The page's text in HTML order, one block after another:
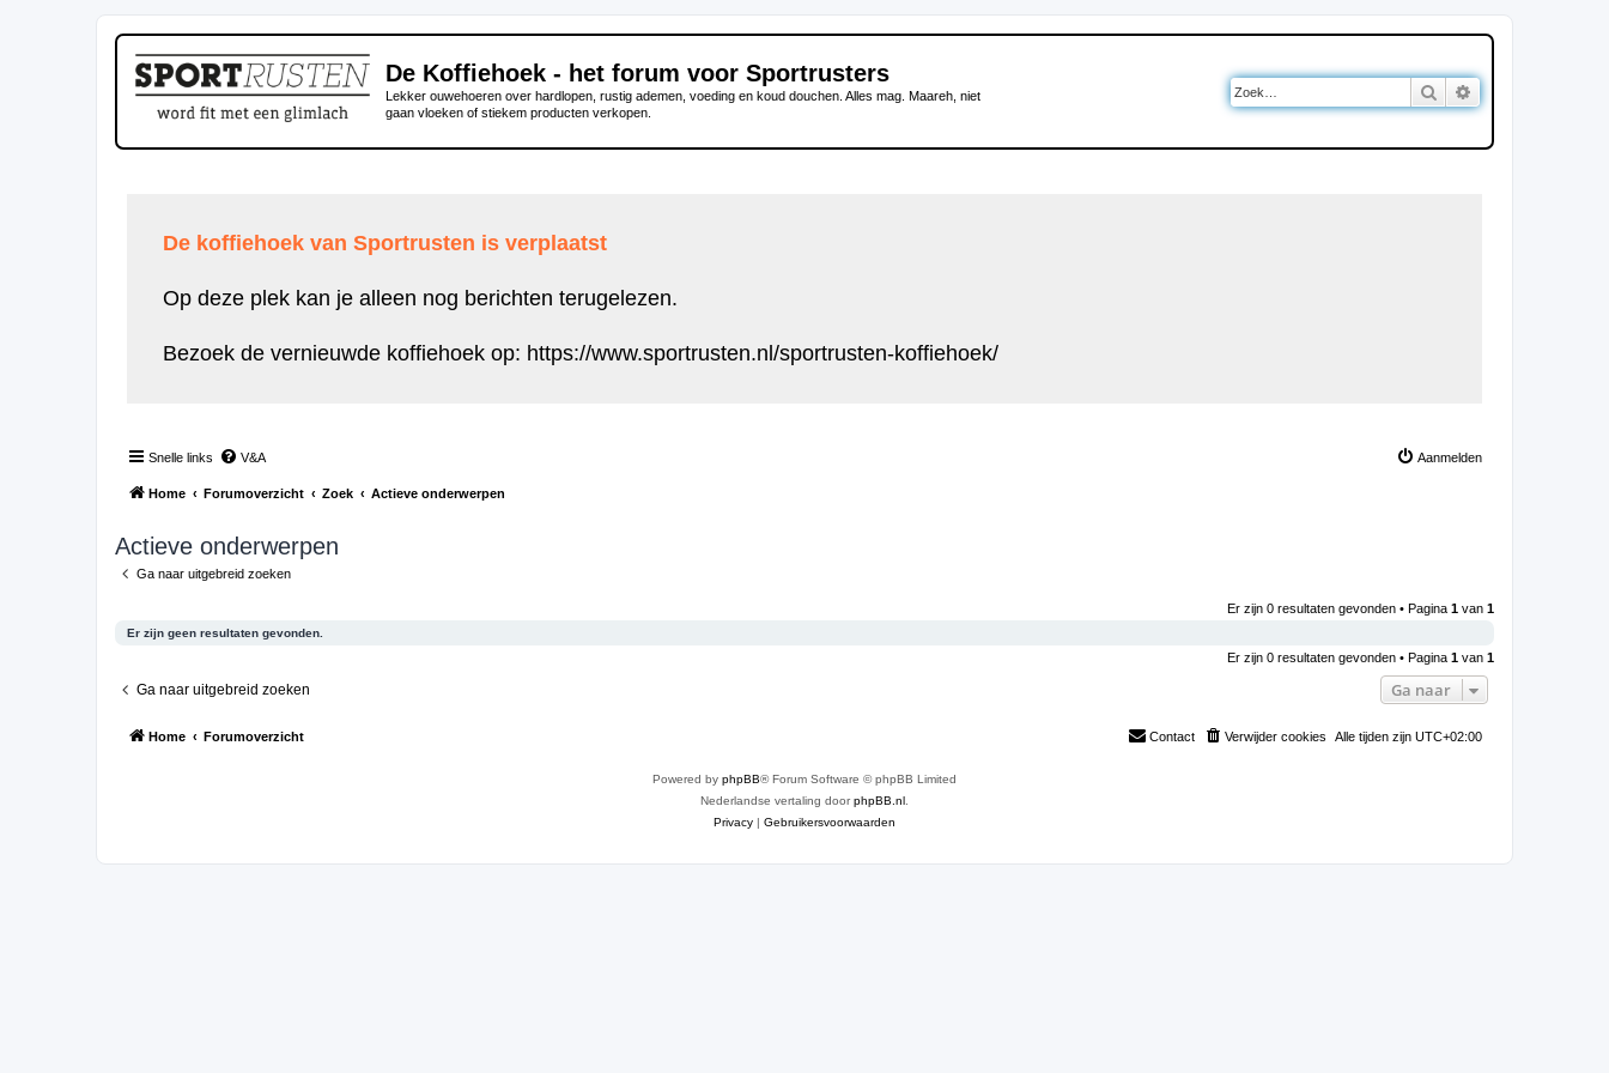
De Koffiehoek - het forum voor Sportrusters
Lekker ouwehoeren over hardlopen, rustig ademen, voeding en koud douchen. Alles mag. Maareh, niet
gaan vloeken of stiekem producten verkopen.
Zoek
De koffiehoek van Sportrusten is verplaatst
Op deze plek kan je alleen nog berichten terugelezen.
Bezoek de vernieuwde koffiehoek op: https://www.sportrusten.nl/sportrusten-koffiehoek/
Snelle links V&A Aanmelden
Home Forumoverzicht Zoek Actieve onderwerpen
Actieve onderwerpen
Ga naar uitgebreid zoeken
Er zijn 0 resultaten gevonden • Pagina 1 van 1
Er zijn geen resultaten gevonden.
Er zijn 0 resultaten gevonden • Pagina 1 van 1
Ga naar uitgebreid zoeken Ga naar
Home Forumoverzicht Alle tijden zijn UTC+02:00
Verwijder cookies
Contact
Powered by phpBB® Forum Software © phpBB Limited
Nederlandse vertaling doorphpBB.nl
Privacy | Gebruikersvoorwaarden